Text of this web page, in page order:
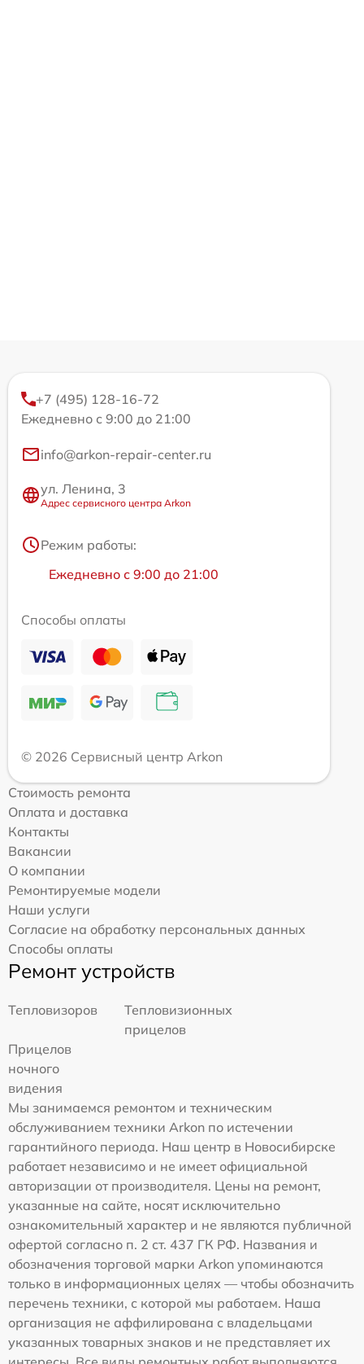
+7 (495) 128-16-72
Ежедневно с 9:00 до 21:00
info@arkon-repair-center.ru
ул. Ленина, 3
Адрес сервисного центра Arkon
Режим работы:
Ежедневно с 9:00 до 21:00
Способы оплаты
© 2026 Сервисный центр Arkon
Стоимость ремонта
Оплата и доставка
Контакты
Вакансии
О компании
Ремонтируемые модели
Наши услуги
Согласие на обработку персональных данных
Способы оплаты
Ремонт устройств
Тепловизоров
Тепловизионных
прицелов
Прицелов
ночного
видения
Мы занимаемся ремонтом и техническим
обслуживанием техники Arkon по истечении
гарантийного периода. Наш центр в Новосибирске
работает независимо и не имеет официальной
авторизации от производителя. Цены на ремонт,
указанные на сайте, носят исключительно
ознакомительный характер и не являются публичной
офертой согласно п. 2 ст. 437 ГК РФ. Названия и
обозначения торговой марки Arkon упоминаются
только в информационных целях — чтобы обозначить
перечень техники, с которой мы работаем. Наша
организация не аффилирована с владельцами
указанных товарных знаков и не представляет их